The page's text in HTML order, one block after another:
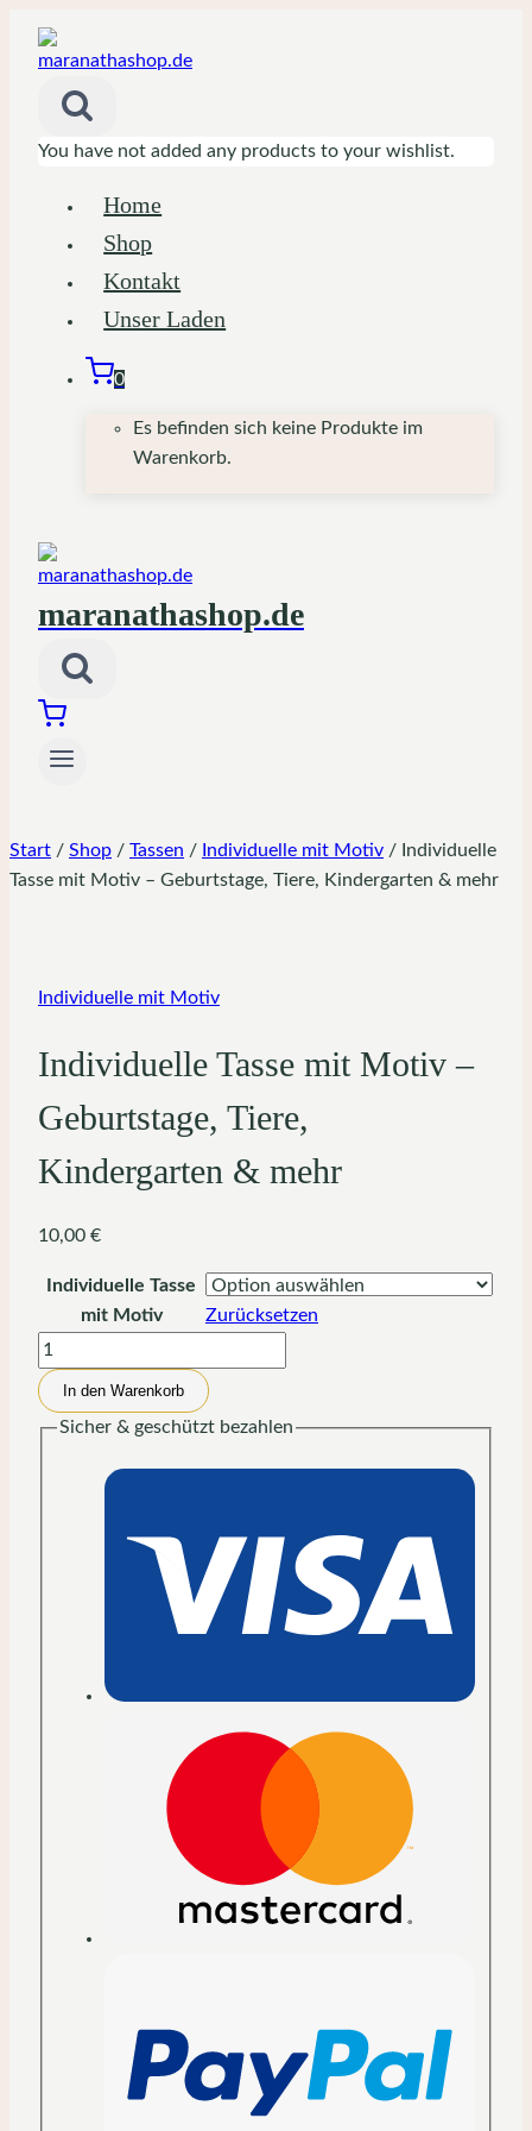
Inhalt
You have not added any products to your wishlist.
Home
Shop
Kontakt
Unser Laden
0
Es befinden sich keine Produkte im
Warenkorb.
maranathashop.de
Start / Shop / Tassen / Individuelle mit Motiv / Individuelle
Tasse mit Motiv – Geburtstage, Tiere, Kindergarten & mehr
Individuelle mit Motiv
Individuelle Tasse mit Motiv –
Geburtstage, Tiere,
Kindergarten & mehr
10,00 €
Individuelle Tasse
mit Motiv
Zurücksetzen
Individuelle
Tasse
mit
Motiv
Geburtstage,
In den Warenkorb
Sicher & geschützt bezahlen